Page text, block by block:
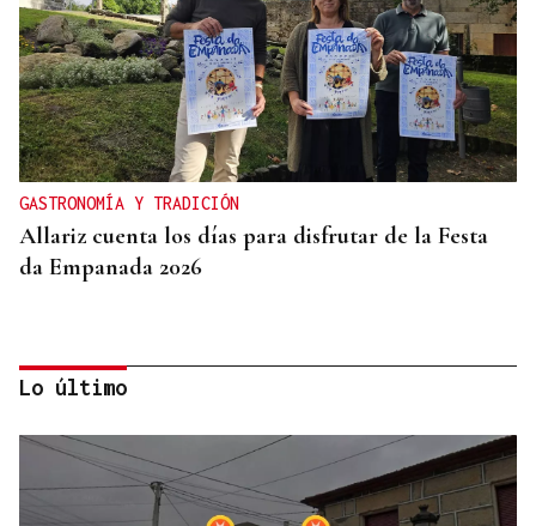
GASTRONOMÍA Y TRADICIÓN
Allariz cuenta los días para disfrutar de la Festa
da Empanada 2026
Lo último